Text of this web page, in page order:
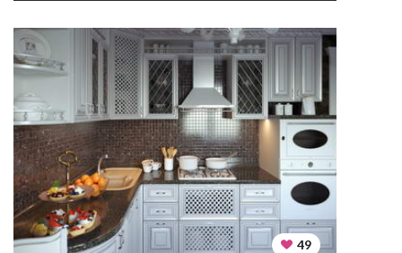
49